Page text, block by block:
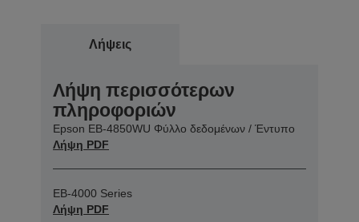
Λήψεις
Λήψη περισσότερων
πληροφοριών
Epson EB-4850WU Φύλλο δεδομένων / Έντυπο
Λήψη PDF
EB-4000 Series
Λήψη PDF